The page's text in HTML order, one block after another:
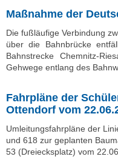
Maßnahme der
Die fußläufige Verbindung
über die Bahnbrücke
Bahnstrecke Chemnitz-
Gehwege entlang des
Fahrpläne der
Ottendorf vom
Umleitungsfahrpläne der
und 618 zur geplanten
53 (Dreiecksplatz) vom